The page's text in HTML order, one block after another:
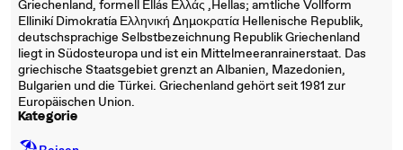
Griechenland, formell Ellás Ελλάς ‚Hellas; amtliche Vollform
Ellinikí Dimokratía Ελληνική Δημοκρατία Hellenische Republik,
deutschsprachige Selbstbezeichnung Republik Griechenland
liegt in Südosteuropa und ist ein Mittelmeeranrainerstaat. Das
griechische Staatsgebiet grenzt an Albanien, Mazedonien,
Bulgarien und die Türkei. Griechenland gehört seit 1981 zur
Europäischen Union.
Kategorie